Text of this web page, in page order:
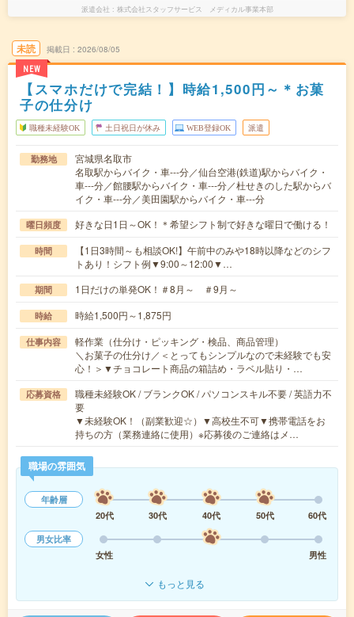
派遣会社 株式会社スタッフサービス メディカル事業本部
未読
NEW
掲載日 2026/08/05
【スマホだけで完結！】時給1,500円～＊お菓
子の仕分け
職種未経験OK 土日祝日が休み WEB登録OK 派遣
勤務地
宮城県名取市
名取駅からバイク・車---分／仙台空港(鉄道)駅からバイク・
車---分／館腰駅からバイク・車---分／杜せきのした駅からバ
イク・車---分／美田園駅からバイク・車---分
曜日頻度 好きな日1日～OK！＊希望シフト制で好きな曜日で働ける！
時間
【1日3時間～も相談OK!】午前中のみや18時以降などのシフ
トあり！シフト例▼9:00～12:00▼…
期間 1日だけの単発OK！＃8月～ ＃9月～
時給 時給1,500円～1,875円
仕事内容
軽作業（仕分け・ピッキング・検品、商品管理）
＼お菓子の仕分け／＜とってもシンプルなので未経験でも安
心！＞▼チョコレート商品の箱詰め・ラベル貼り・…
応募資格
職種未経験OK / ブランクOK / パソコンスキル不要 / 英語力不
要
▼未経験OK！（副業歓迎☆）▼高校生不可▼携帯電話をお
持ちの方（業務連絡に使用）※応募後のご連絡はメ…
職場の雰囲気
年齢層
20代
30代 40代 50代
60代
男女比率
女性
男性
もっと見る